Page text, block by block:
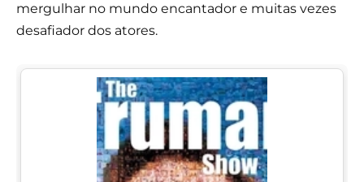
mergulhar no mundo encantador e muitas vezes
desafiador dos atores.